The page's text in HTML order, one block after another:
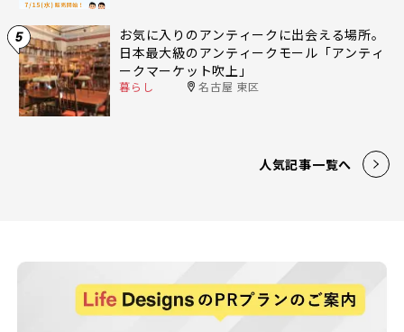
5
お気に入りのアンティークに出会える場所。
日本最大級のアンティークモール「アンティ
ークマーケット吹上」
暮らし 名古屋 東区
人気記事一覧へ